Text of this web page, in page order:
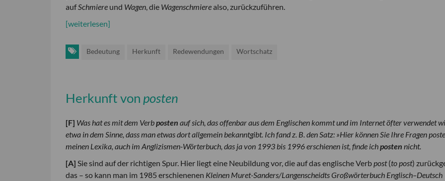
aufSchmiere und Wagen , die Wagenschmierealso, zurückzuführen.
[weiterlesen]
Bedeutung Herkunft Redewendungen Wortschatz
Herkunft von posten
[F] Was hat es mit dem Verbposten auf sich, das offenbar aus dem Englischen kommt und im Internet öfter verwendet
etwa in dem Sinne, dass man etwas dort allgemein bekanntgibt. Ich fand z. B. den Satz: »Hier können Sie Ihre Fragen
meinen Lexika, auch im Anglizismen-Wörterbuch, das ja von 1993 bis 1996 erschienen ist, finde ichposten nicht.
[A] Sie sind auf der richtigen Spur. Hier liegt eine Neubildung vor, die auf das englische Verb post(to post)
das – so kann man im 1985 erschienenen Kleinen Muret-Sanders/Langenscheidts Großwörterbuch Englisch–Deutsch